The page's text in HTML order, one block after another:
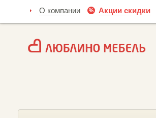
О компании Акции скидки